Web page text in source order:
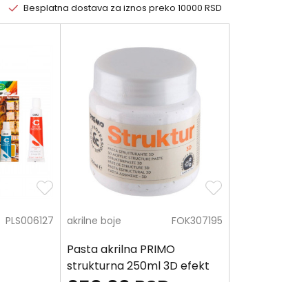
Besplatna dostava za iznos preko 10000 RSD
PLS006127 akrilne boje FOK307195
Pasta akrilna PRIMO
strukturna 250ml 3D efekt